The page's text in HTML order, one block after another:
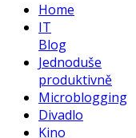
Home
IT
Blog
Jednoduše
produktivně
Microblogging
Divadlo
Kino